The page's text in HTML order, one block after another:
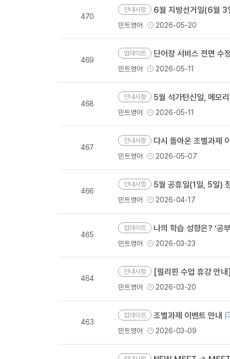
470
안내사항 6월 지방선거일(6월 3일
민트영어 2026-05-20
469
업데이트 단어장 서비스 전면 수
민트영어 2026-05-11
468
안내사항 5월 석가탄신일, 메모
민트영어 2026-05-11
467
안내사항 다시 돌아온 조별과제
민트영어 2026-05-07
466
안내사항 5월 공휴일(1일, 5일)
민트영어 2026-04-17
465
업데이트 나의 학습 성향은? ‘공
민트영어 2026-03-23
464
안내사항 [필리핀 수업 휴강 안내] 부활절
민트영어 2026-03-20
463
업데이트 조별과제 이벤트 안내
민트영어
2026-03-09